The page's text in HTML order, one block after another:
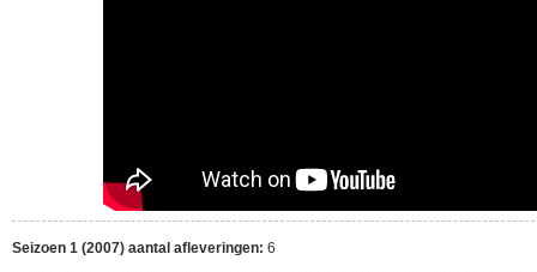
Seizoen 1 (2007) aantal afleveringen: 6